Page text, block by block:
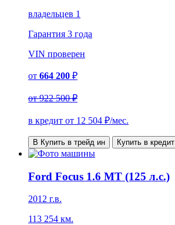
владельцев 1
Гарантия 3 года
VIN проверен
от 664 200 ₽
от922 500 ₽
в кредит от 12 504 ₽/мес.
В Купить в трейд ин Купить в кредит
Ford Focus 1.6 MT (125 л.с.)
2012 г.в.
113 254 км.